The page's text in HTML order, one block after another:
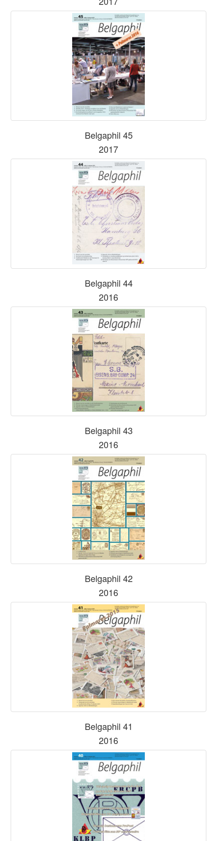
Belgaphil 45
2017
Belgaphil 44
2016
Belgaphil 43
2016
Belgaphil 42
2016
Belgaphil 41
2016